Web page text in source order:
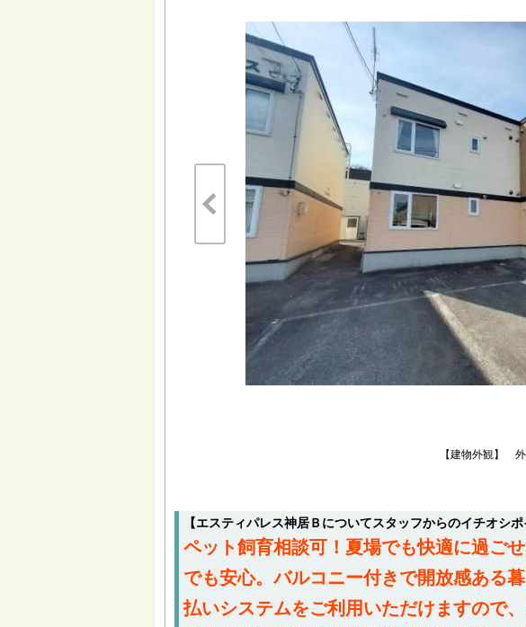
【建物外観】
【エスティパレス神居Ｂについてスタッフからのイチオシポ
ペット飼育相談可！夏場でも快適に過ご
でも安心。バルコニー付きで開放感ある
払いシステムをご利用いただけますので